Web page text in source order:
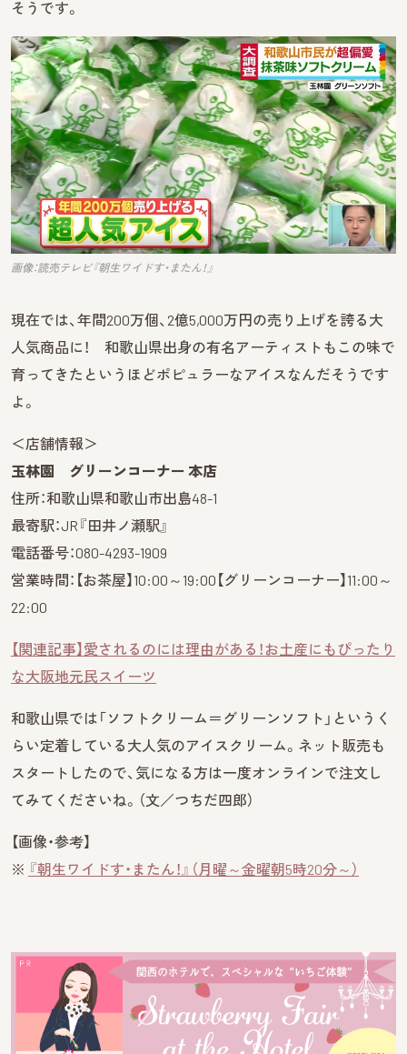
そうです。
画像：読売テレビ『朝生ワイドす・またん！』
現在では、年間200万個、2億5,000万円の売り上げを誇る大
人気商品に！ 和歌山県出身の有名アーティストもこの味で
育ってきたというほどポピュラーなアイスなんだそうです
よ。
＜店舗情報＞
玉林園 グリーンコーナー 本店
住所：和歌山県和歌山市出島48-1
最寄駅：JR『田井ノ瀬駅』
電話番号：080-4293-1909
営業時間：【お茶屋】10:00～19:00【グリーンコーナー】11:00～
22:00
【関連記事】愛されるのには理由がある！お土産にもぴったり
な大阪地元民スイーツ
和歌山県では「ソフトクリーム＝グリーンソフト」というく
らい定着している大人気のアイスクリーム。ネット販売も
スタートしたので、気になる方は一度オンラインで注文し
てみてくださいね。（文／つちだ四郎）
【画像・参考】
※ 『朝生ワイドす・またん！』（月曜～金曜朝5時20分～）